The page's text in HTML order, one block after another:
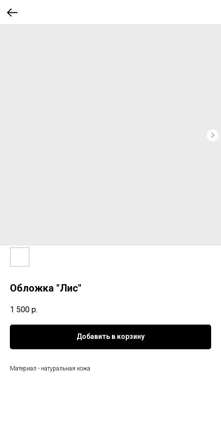
Обложка "Лис"
1 500 р.
Добавить в корзину
Материал - натуральная кожа